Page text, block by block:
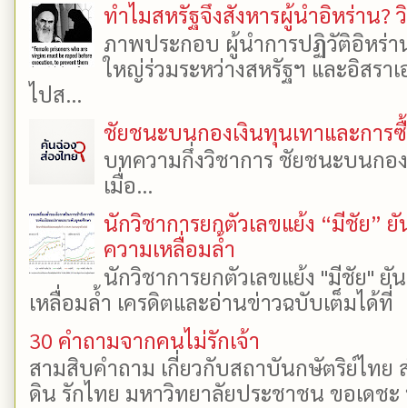
ทำไมสหรัฐจึงสังหารผู้นำอิหร่าน?
ภาพประกอบ ผู้นำการปฏิวัติอิหร่า
ใหญ่ร่วมระหว่างสหรัฐฯ และอิสรา
ไปส...
ชัยชนะบนกองเงินทุนเทาและการ
บทความกึ่งวิชาการ ชัยชนะบนกอ
เมื่อ...
นักวิชาการยกตัวเลขแย้ง “มีชัย”
ความเหลื่อมล้ำ
นักวิชาการยกตัวเลขแย้ง "มีชัย"
เหลื่อมล้ำ เครดิตและอ่านข่าวฉบับเต็มได้
30 คำถามจากคนไม่รักเจ้า
สามสิบคำถาม เกี่ยวกับสถาบันกษัตริย์ไทย
ดิน รักไทย มหาวิทยาลัยประชาชน ขอเดช